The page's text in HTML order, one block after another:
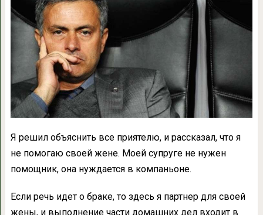
Я решил объяснить все приятелю, и рассказал, что я
не помогаю своей жене. Моей супруге не нужен
помощник, она нуждается в компаньоне.
Если речь идет о браке, то здесь я партнер для своей
жены, и выполнение части домашних дел входит в